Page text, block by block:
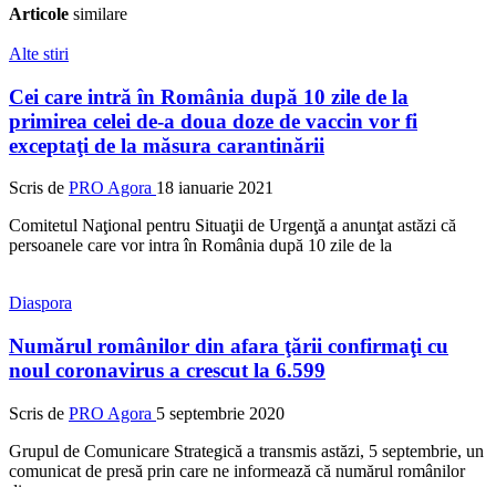
Articole similare
Alte stiri
Cei care intră în România după 10 zile de la
primirea celei de-a doua doze de vaccin vor fi
exceptaţi de la măsura carantinării
Scris de PRO Agora 18 ianuarie 2021
Comitetul Naţional pentru Situaţii de Urgenţă a anunţat astăzi că
persoanele care vor intra în România după 10 zile de la
Diaspora
Numărul românilor din afara ţării confirmaţi cu
noul coronavirus a crescut la 6.599
Scris de PRO Agora 5 septembrie 2020
Grupul de Comunicare Strategică a transmis astăzi, 5 septembrie, un
comunicat de presă prin care ne informează că numărul românilor